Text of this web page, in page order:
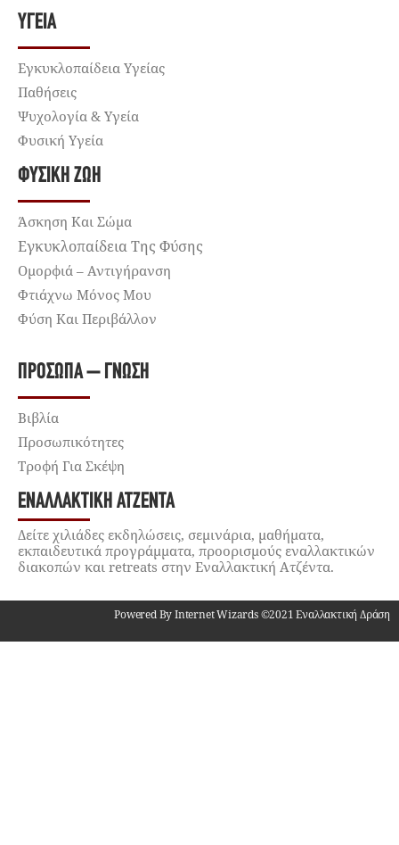
ΥΓΕΊΑ
Εγκυκλοπαίδεια Υγείας
Παθήσεις
Ψυχολογία & Υγεία
Φυσική Υγεία
ΦΥΣΙΚΉ ΖΩΉ
Άσκηση Και Σώμα
Εγκυκλοπαίδεια Της Φύσης
Ομορφιά – Αντιγήρανση
Φτιάχνω Μόνος Μου
Φύση Και Περιβάλλον
ΠΡΌΣΩΠΑ – ΓΝΏΣΗ
Βιβλία
Προσωπικότητες
Τροφή Για Σκέψη
ΕΝΑΛΛΑΚΤΙΚΉ ΑΤΖΈΝΤΑ
Δείτε χιλιάδες εκδηλώσεις, σεμινάρια, μαθήματα,
εκπαιδευτικά προγράμματα, προορισμούς εναλλακτικών
διακοπών και retreats στην Εναλλακτική Ατζέντα.
Powered By Internet Wizards ©2021 Εναλλακτική Δράση